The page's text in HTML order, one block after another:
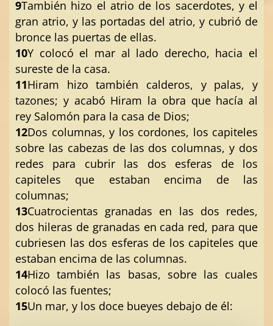
9También hizo el atrio de los sacerdotes, y el
gran atrio, y las portadas del atrio, y cubrió de
bronce las puertas de ellas.
10Y colocó el mar al lado derecho, hacia el
sureste de la casa.
11Hiram hizo también calderos, y palas, y
tazones; y acabó Hiram la obra que hacía al
rey Salomón para la casa de Dios;
12Dos columnas, y los cordones, los capiteles
sobre las cabezas de las dos columnas, y dos
redes para cubrir las dos esferas de los
capiteles que estaban encima de las
columnas;
13Cuatrocientas granadas en las dos redes,
dos hileras de granadas en cada red, para que
cubriesen las dos esferas de los capiteles que
estaban encima de las columnas.
14Hizo también las basas, sobre las cuales
colocó las fuentes;
15Un mar, y los doce bueyes debajo de él: